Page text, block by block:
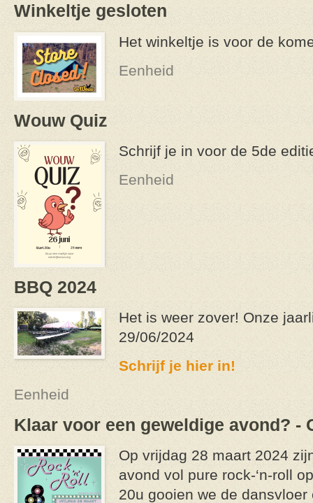
Winkeltje gesloten
Het winkeltje is voor de
Eenheid
Wouw Quiz
Schrijf je in voor de 5de
Eenheid
BBQ 2024
Het is weer zover! Onze
29/06/2024
Schrijf je hier in!
Eenheid
Klaar voor een geweldige avond? -
Op vrijdag 28 maart 2024
avond vol pure rock-‘n-roll
20u gooien we de